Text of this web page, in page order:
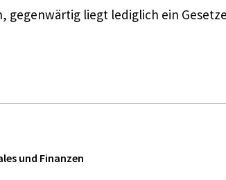
gegenwärtig liegt lediglich ein
und Finanzen